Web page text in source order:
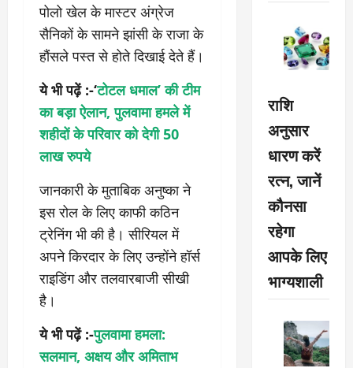
पोलो खेल के मास्टर अंग्रेज
सैनिकों के सामने झांसी के राजा के
हौंसले पस्त से होते दिखाई देते हैं।
ये भी पढ़ें :-‘टोटल धमाल’ की टीम
का बड़ा ऐलान, पुलवामा हमले में
शहीदों के परिवार को देगी 50
लाख रुपये
जानकारी के मुताबिक अनुष्का ने
इस रोल के लिए काफी कठिन
ट्रेनिंग भी की है। सीरियल में
अपने किरदार के लिए उन्होंने हॉर्स
राइडिंग और तलवारबाजी सीखी
है।
ये भी पढ़ें :-पुलवामा हमला:
सलमान, अक्षय और अमिताभ
राशि
अनुसार
धारण करें
रत्न, जानें
कौनसा
रहेगा
आपके लिए
भाग्यशाली